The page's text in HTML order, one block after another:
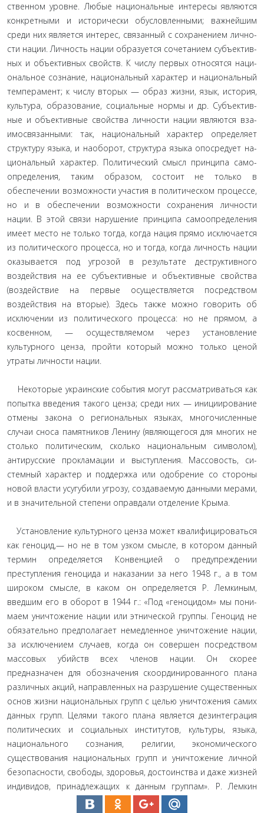
ственном уровне. Любые национальные интересы являются
конкретными и исторически обусловленными; важнейшим
среди них является интерес, связанный с сохранением лично­
сти нации. Личность нации образуется сочетанием субъектив­
ных и объективных свойств. К числу первых относятся наци­
ональное сознание, национальный характер и национальный
темперамент; к числу вторых — образ жизни, язык, история,
культура, образование, социальные нормы и др. Субъектив­
ные и объективные свойства личности нации являются вза­
имосвязанными: так, национальный характер определяет
структуру языка, и наоборот, структура языка опосредует на­
циональный характер. Политический смысл принципа само­
определения, таким образом, состоит не только в
обеспечении возможности участия в политическом процессе,
но и в обеспе­чении возможности сохранения личности
нации. В этой связи нарушение принципа самоопределения
имеет место не толь­ко тогда, когда нация прямо исключается
из политического процесса, но и тогда, когда личность нации
оказывается под угрозой в результате деструктивного
воздействия на ее субъ­ективные и объективные свойства
(воздействие на первые осу­ществляется посредством
воздействия на вторые). Здесь также можно говорить об
исключении из политического процесса: но не прямом, а
косвенном, — осуществляемом через установ­ление
культурного ценза, пройти который можно только це­ной
утраты личности нации.
Некоторые украинские события могут рассматриваться как
попытка введения такого ценза; среди них — иницииро­вание
отмены закона о региональных языках, многочисленные
случаи сноса памятников Ленину (являющегося для многих не
столько политическим, сколько национальным символом),
антирусские прокламации и выступления. Массовость, си­
стемный характер и поддержка или одобрение со стороны
но­вой власти усугубили угрозу, создаваемую данными мерами,
и в значительной степени оправдали отделение Крыма.
Установление культурного ценза может квалифицировать­ся
как геноцид,— но не в том узком смысле, в котором дан­ный
термин определяется Конвенцией о предупреждении
преступления геноцида и наказании за него 1948 г., а в том
широком смысле, в каком он определяется Р. Лемкиным,
введшим его в оборот в 1944 г.: «Под «геноцидом» мы пони­
маем уничтожение нации или этнической группы. Геноцид не
обязательно предполагает немедленное уничтожение на­ции,
за исключением случаев, когда он совершен посредством
массовых убийств всех членов нации. Он скорее
предназначен для обозначения скоординированного плана
различных ак­ций, направленных на разрушение существенных
основ жиз­ни национальных групп с целью уничтожения самих
данных групп. Целями такого плана является дезинтеграция
поли­тических и социальных институтов, культуры, языка,
нацио­нального сознания, религии, экономического
существования национальных групп и уничтожение личной
безопасности, свободы, здоровья, достоинства и даже жизней
индивидов, принадлежащих к данным группам». Р. Лемкин
выделял во­семь техник геноцида, в зависимости от того, в